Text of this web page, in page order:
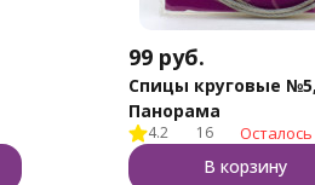
99 руб.
Спицы круговые
Панорама
4.2 16
В корзину